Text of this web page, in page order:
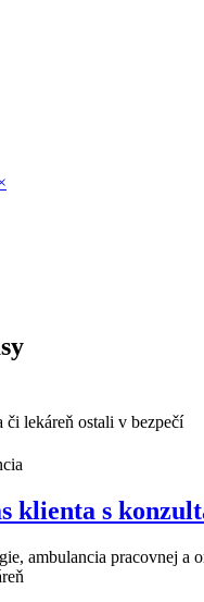
či lekáreň ostali v bezpečí
klienta s
ambulancia pracovnej a